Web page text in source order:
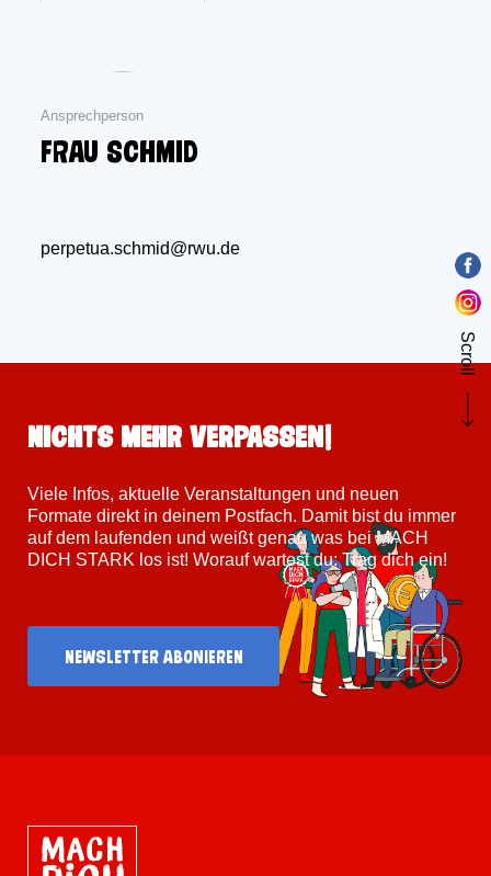
Scroll
Ansprechperson
Frau Schmid
perpetua.schmid@rwu.de
Nichts mehr verpassen!
Viele Infos, aktuelle Veranstaltungen und neuen
Formate direkt in deinem Postfach. Damit bist du immer
auf dem laufenden und weißt genau was bei MACH
DICH STARK los ist! Worauf wartest du: Trag dich ein!
Newsletter abonieren